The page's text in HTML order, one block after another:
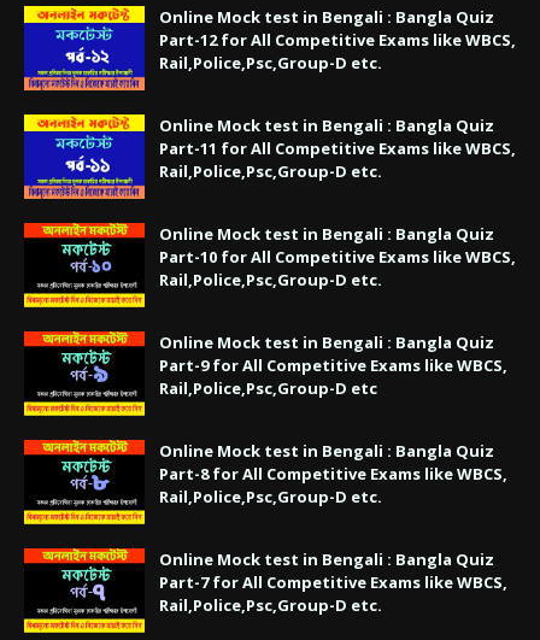
Online Mock test in Bengali : Bangla Quiz
Part-12 for All Competitive Exams like WBCS,
Rail,Police,Psc,Group-D etc.
Online Mock test in Bengali : Bangla Quiz
Part-11 for All Competitive Exams like WBCS,
Rail,Police,Psc,Group-D etc.
Online Mock test in Bengali : Bangla Quiz
Part-10 for All Competitive Exams like WBCS,
Rail,Police,Psc,Group-D etc.
Online Mock test in Bengali : Bangla Quiz
Part-9 for All Competitive Exams like WBCS,
Rail,Police,Psc,Group-D etc
Online Mock test in Bengali : Bangla Quiz
Part-8 for All Competitive Exams like WBCS,
Rail,Police,Psc,Group-D etc.
Online Mock test in Bengali : Bangla Quiz
Part-7 for All Competitive Exams like WBCS,
Rail,Police,Psc,Group-D etc.